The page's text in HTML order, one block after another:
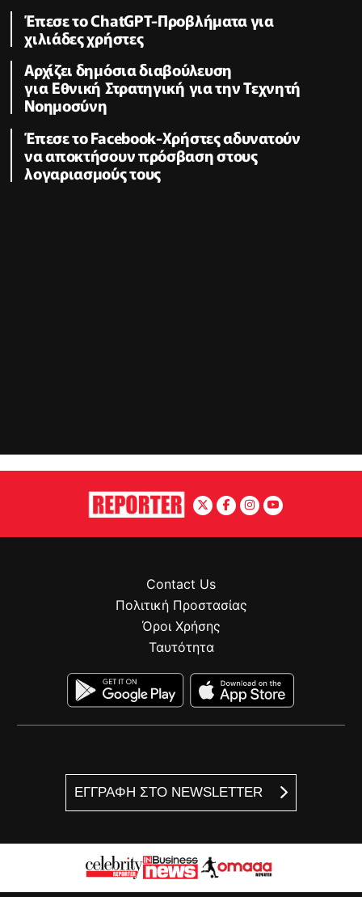
Έπεσε το ChatGPT-Προβλήματα για
χιλιάδες χρήστες
Αρχίζει δημόσια διαβούλευση
για Εθνική Στρατηγική για την Τεχνητή
Νοημοσύνη
Έπεσε το Facebook-Χρήστες αδυνατούν
να αποκτήσουν πρόσβαση στους
λογαριασμούς τους
ΕΓΓΡΑΦΗ ΣΤΟ NEWSLETTER
Contact Us
Πολιτική Προστασίας
Όροι Χρήσης
Ταυτότητα